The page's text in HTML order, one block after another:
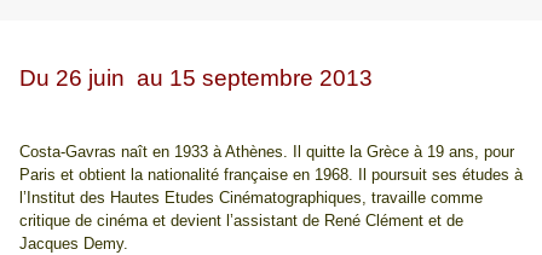
Du 26 juin au 15 septembre 2013
Costa-Gavras naît en 1933 à Athènes. Il quitte la Grèce à 19 ans, pour
Paris et obtient la nationalité française en 1968. Il poursuit ses études à
l’Institut des Hautes Etudes Cinématographiques, travaille comme
critique de cinéma et devient l’assistant de René Clément et de
Jacques Demy.